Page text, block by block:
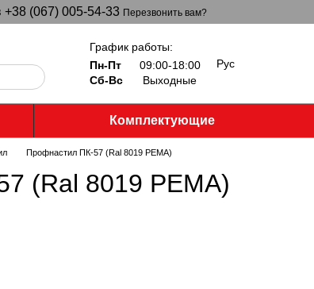
+38 (067) 005-54-33 Перезвонить вам?
График работы:
Пн-Пт
09:00-18:00
Сб-Вс
Выходные
Рус
Комплектующие
Профнастил ПК-57 (Ral 8019 PEMA)
(Ral 8019 PEMA)